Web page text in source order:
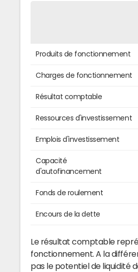
Produits de fonctionnement
Charges de fonctionnement
Résultat comptable
Ressources d'investissement
Emplois d'investissement
Capacité
d'autofinancement
Fonds de roulement
Encours de la dette
Le résultat comptable
fonctionnement. A la
pas le potentiel de liquidité